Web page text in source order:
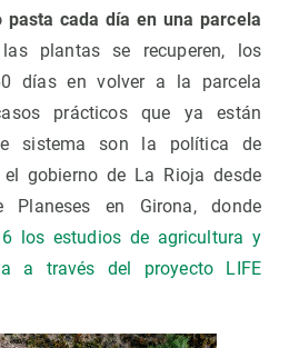
pasta cada día en una parcela
plantas se recuperen, los
días en volver a la parcela
prácticos que ya están
sistema son la política de
gobierno de La Rioja desde
en Girona, donde
los estudios de agricultura y
a través del proyecto LIFE